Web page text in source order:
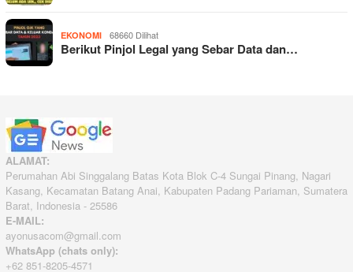
EKONOMI 68660 Dilihat
Berikut Pinjol Legal yang Sebar Data dan…
ALAMAT:
Perumahan Abi Singgalang Batas Kota Blok C-4 Sungai Pinang, Nagari
Kasang, Kecamatan Batang Anai, Kabupaten Padang Pariaman, Sumatera
Barat, Indonesia - 25586
E-MAIL:
ayonusacom@gmail.com
WhatsApp (chats only):
+62 851-8205-4571